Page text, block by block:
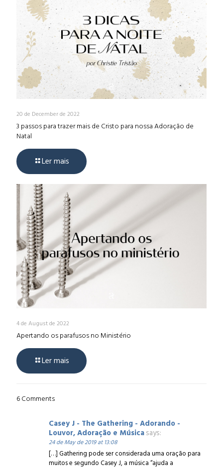
20 de December de 2022
3 passos para trazer mais de Cristo para nossa Adoração de
Natal
Ler mais
4 de August de 2022
Apertando os parafusos no Ministério
Ler mais
6 Comments
Casey J - The Gathering - Adorando -
Louvor, Adoração e Músicasays:
24 de May de 2019 at 13:08
[…] Gathering pode ser considerada uma oração para
muitos e segundo Casey J, a música “ajuda a